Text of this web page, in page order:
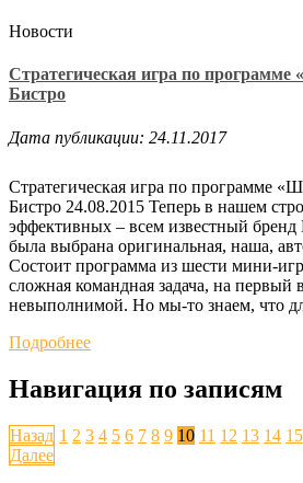
Новости
Стратегическая игра по
Бистро
Дата публикации: 24.11.2017
Стратегическая игра по программе
Бистро 24.08.2015 Теперь в нашем
эффективных – всем известный
была выбрана оригинальная, наша,
Состоит программа из шести мини-
сложная командная задача, на первый
невыполнимой. Но мы-то знаем, что
Подробнее
Навигация по записям
Назад 1 2 3 4 5 6 7 8 9 10 11 12 13 14 15
Далее